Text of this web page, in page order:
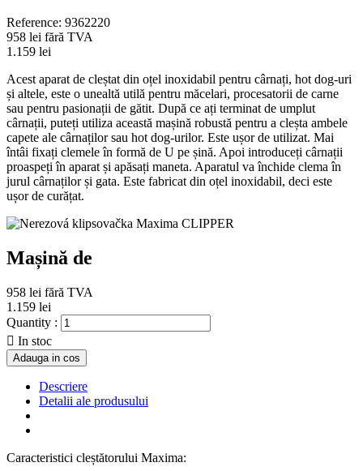
Reference: 9362220
958 lei fără TVA
1.159 lei
Acest aparat de cleștat din oțel inoxidabil pentru cârnați, hot dog-uri
și altele, este o unealtă utilă pentru măcelari, procesatorii de carne
sau pentru pasionații de gătit. După ce ați terminat de umplut
cârnații, puteți utiliza această mașină robustă pentru a cleșta ambele
capete ale cârnaților sau hot dog-urilor. Este ușor de utilizat. Mai
întâi fixați clemele în formă de U pe șină. Apoi introduceți cârnații
proaspeți în aparat și apăsați maneta. Aparatul va închide clema în
jurul cârnaților și gata. Este fabricat din oțel inoxidabil, deci este
ușor de curățat.
Mașină de
958 lei fără TVA
1.159 lei
Quantity :
 In stoc
Adauga in cos
Descriere
Detalii ale produsului
Caracteristici cleștătorului Maxima: